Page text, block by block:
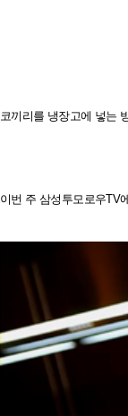
코끼리를 냉장고에 넣는
이번 주 삼성투모로우TV